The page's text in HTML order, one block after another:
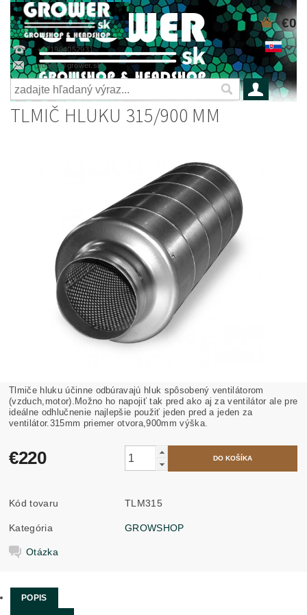
+421904052931
grower@grower.sk
€0
TLMIČ HLUKU 315/900 MM
Tlmiče hluku účinne odbúravajú hluk spôsobený ventilátorom
(vzduch,motor).Možno ho napojiť tak pred ako aj za ventilátor ale pre
ideálne odhlučnenie najlepšie použiť jeden pred a jeden za
ventilátor.315mm priemer otvora,900mm výška.
€220
Kód tovaru TLM315
Kategória GROWSHOP
Otázka
POPIS